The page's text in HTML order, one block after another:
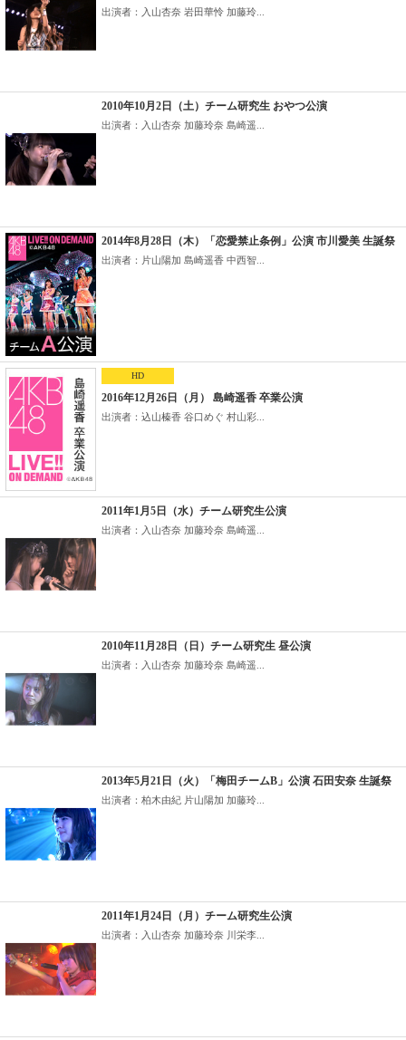
出演者：入山杏奈 岩田華怜 加藤玲...
2010年10月2日（土）チーム研究生 おやつ公演
出演者：入山杏奈 加藤玲奈 島崎遥...
2014年8月28日（木）「恋愛禁止条例」公演 市川愛美 生誕祭
出演者：片山陽加 島崎遥香 中西智...
HD
2016年12月26日（月） 島崎遥香 卒業公演
出演者：込山榛香 谷口めぐ 村山彩...
2011年1月5日（水）チーム研究生公演
出演者：入山杏奈 加藤玲奈 島崎遥...
2010年11月28日（日）チーム研究生 昼公演
出演者：入山杏奈 加藤玲奈 島崎遥...
2013年5月21日（火）「梅田チームB」公演 石田安奈 生誕祭
出演者：柏木由紀 片山陽加 加藤玲...
2011年1月24日（月）チーム研究生公演
出演者：入山杏奈 加藤玲奈 川栄李...